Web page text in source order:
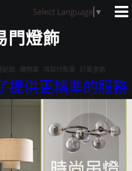
Select Language ▼
門燈飾
紀錄 購物車 填寫付款單 訂單查詢
更精準的服務，